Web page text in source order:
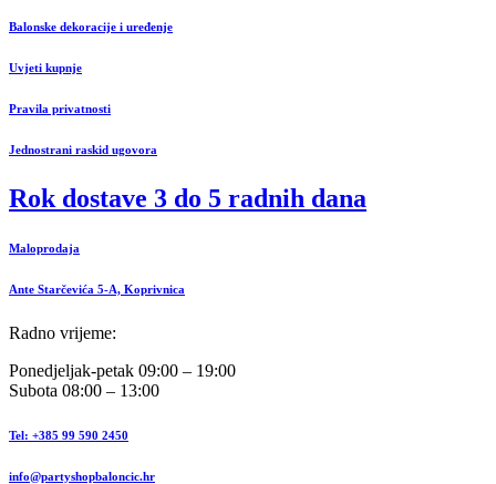
Balonske dekoracije i uređenje
Uvjeti kupnje
Pravila privatnosti
Jednostrani raskid ugovora
Rok dostave 3 do 5 radnih dana
Maloprodaja
Ante Starčevića 5-A, Koprivnica
Radno vrijeme:
Ponedjeljak-petak 09:00 – 19:00
Subota 08:00 – 13:00
Tel: +385 99 590 2450
info@partyshopbaloncic.hr